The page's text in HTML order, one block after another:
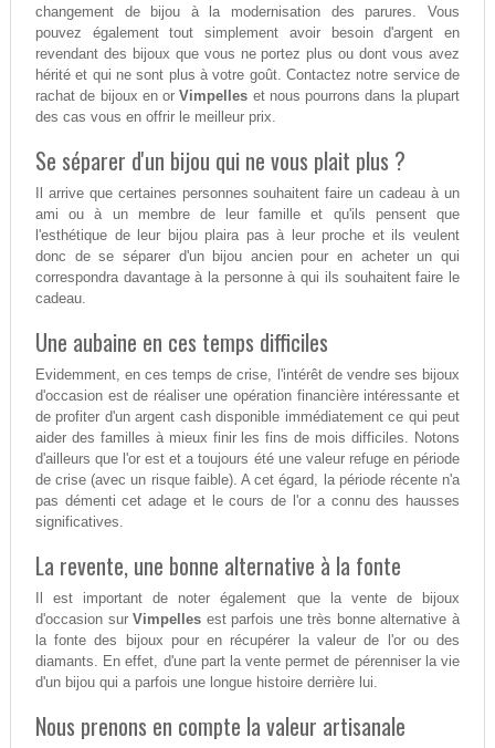
changement de bijou à la modernisation des parures. Vous
pouvez également tout simplement avoir besoin d'argent en
revendant des bijoux que vous ne portez plus ou dont vous avez
hérité et qui ne sont plus à votre goût. Contactez notre service de
rachat de bijoux en orVimpelles et nous pourrons dans la plupart
des cas vous en offrir le meilleur prix.
Se séparer d'un bijou qui ne vous plait plus ?
Il arrive que certaines personnes souhaitent faire un cadeau à un
ami ou à un membre de leur famille et qu'ils pensent que
l'esthétique de leur bijou plaira pas à leur proche et ils veulent
donc de se séparer d'un bijou ancien pour en acheter un qui
correspondra davantage à la personne à qui ils souhaitent faire le
cadeau.
Une aubaine en ces temps difficiles
Evidemment, en ces temps de crise, l'intérêt de vendre ses bijoux
d'occasion est de réaliser une opération financière intéressante et
de profiter d'un argent cash disponible immédiatement ce qui peut
aider des familles à mieux finir les fins de mois difficiles. Notons
d'ailleurs que l'or est et a toujours été une valeur refuge en période
de crise (avec un risque faible). A cet égard, la période récente n'a
pas démenti cet adage et le cours de l'or a connu des hausses
significatives.
La revente, une bonne alternative à la fonte
Il est important de noter également que la vente de bijoux
d'occasion surVimpelles est parfois une très bonne alternative à
la fonte des bijoux pour en récupérer la valeur de l'or ou des
diamants. En effet, d'une part la vente permet de pérenniser la vie
d'un bijou qui a parfois une longue histoire derrière lui.
Nous prenons en compte la valeur artisanale